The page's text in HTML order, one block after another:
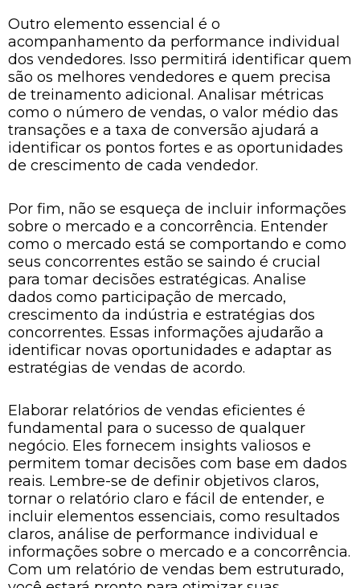
Outro elemento essencial é o
acompanhamento da performance individual
dos vendedores. Isso permitirá identificar quem
são os melhores vendedores e quem precisa
de treinamento adicional. Analisar métricas
como o número de vendas, o valor médio das
transações e a taxa de conversão ajudará a
identificar os pontos fortes e as oportunidades
de crescimento de cada vendedor.
Por fim, não se esqueça de incluir informações
sobre o mercado e a concorrência. Entender
como o mercado está se comportando e como
seus concorrentes estão se saindo é crucial
para tomar decisões estratégicas. Analise
dados como participação de mercado,
crescimento da indústria e estratégias dos
concorrentes. Essas informações ajudarão a
identificar novas oportunidades e adaptar as
estratégias de vendas de acordo.
Elaborar relatórios de vendas eficientes é
fundamental para o sucesso de qualquer
negócio. Eles fornecem insights valiosos e
permitem tomar decisões com base em dados
reais. Lembre-se de definir objetivos claros,
tornar o relatório claro e fácil de entender, e
incluir elementos essenciais, como resultados
claros, análise de performance individual e
informações sobre o mercado e a concorrência.
Com um relatório de vendas bem estruturado,